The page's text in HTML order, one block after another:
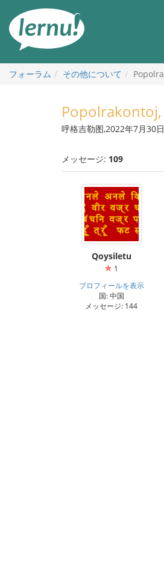
フォーラム その他について
呼格吉勒图,2022年7月30
メッセージ: 109
Qoysiletu
1
プロフィールを表示
国: 中国
メッセージ: 144